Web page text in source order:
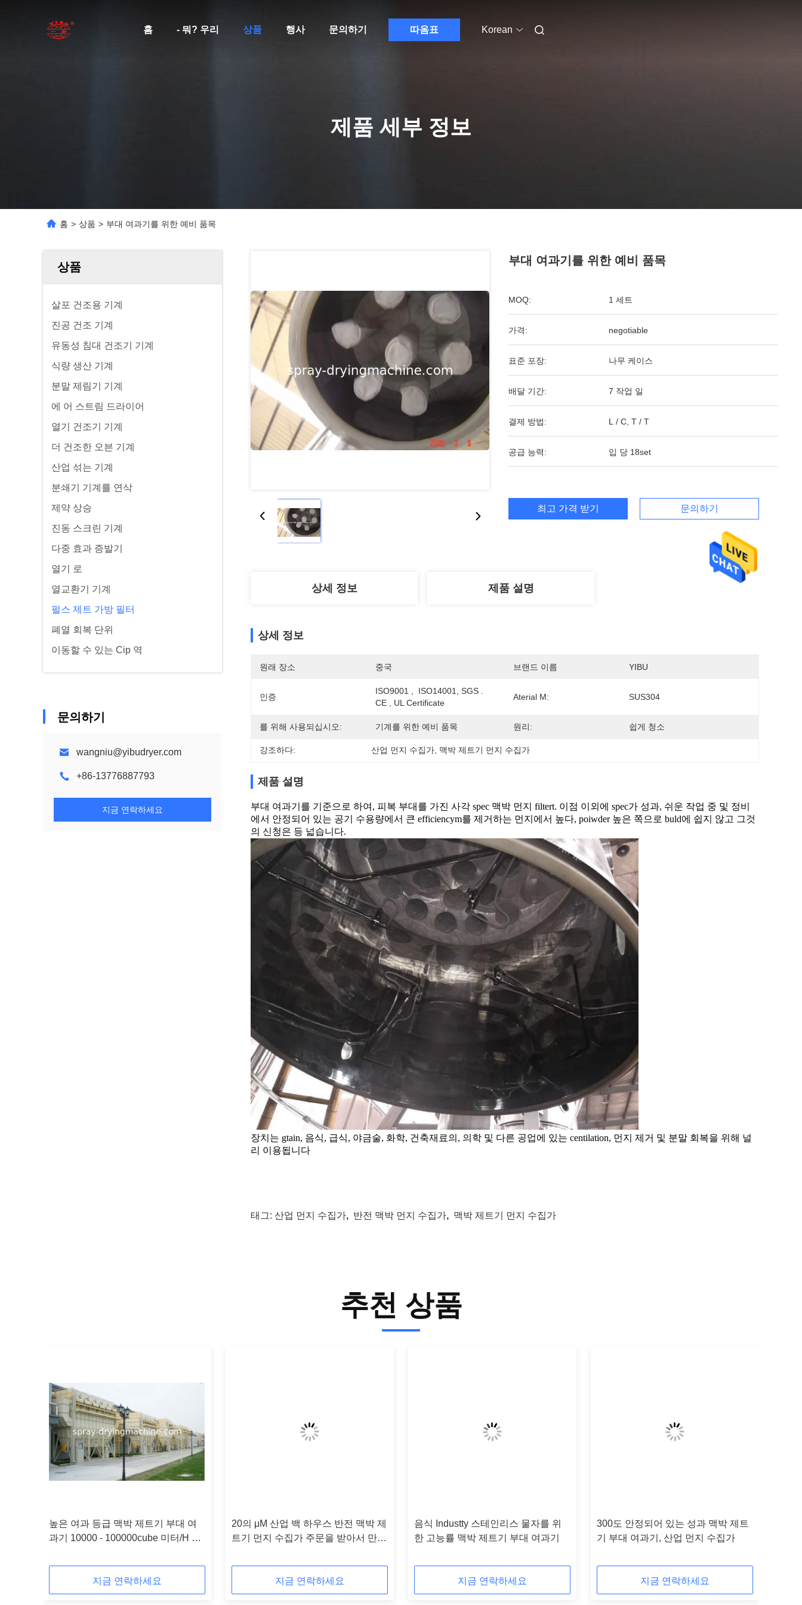
홈 - 뭐? 우리 상품 행사 문의하기 따옴표 Korean
제품 세부 정보
홈 > 상품 > 부대 여과기를 위한 예비 품목
상품
살포 건조용 기계
진공 건조 기계
유동성 침대 건조기 기계
식량 생산 기계
분말 제림기 기계
에 어 스트림 드라이어
열기 건조기 기계
더 건조한 오븐 기계
산업 섞는 기계
분쇄기 기계를 연삭
제약 상승
진동 스크린 기계
다중 효과 증발기
열기 로
열교환기 기계
펄스 제트 가방 필터
폐열 회복 단위
이동할 수 있는 Cip 역
문의하기
wangniu@yibudryer.com
+86-13776887793
지금 연락하세요
부대 여과기를 위한 예비 품목
MOQ: 1 세트
가격: negotiable
표준 포장: 나무 케이스
배달 기간: 7 작업 일
결제 방법: L / C, T / T
공급 능력: 입 당 18set
최고 가격 받기 문의하기
상세 정보 제품 설명
상세 정보
원래 장소 중국 브랜드 이름 YIBU
인증
ISO9001 ,  ISO14001, SGS .
CE , UL Certificate
Aterial M: SUS304
를 위해 사용되십시오: 기계를 위한 예비 품목 원리: 쉽게 청소
강조하다: 산업 먼지 수집가 맥박 제트기 먼지 수집가
제품 설명
부대 여과기를 기준으로 하여, 피복 부대를 가진 사각 spec 맥박 먼지 filtert. 이점 이외에 spec가 성과, 쉬운 작업 중 및 정비
에서 안정되어 있는 공기 수용량에서 큰 efficiencym를 제거하는 먼지에서 높다, poiwder 높은 쪽으로 buld에 쉽지 않고 그것
의 신청은 등 넓습니다.
장치는 gtain, 음식, 급식, 야금술, 화학, 건축재료의, 의학 및 다른 공업에 있는 centilation, 먼지 제거 및 분말 회복을 위해 널
리 이용됩니다
태그: 산업 먼지 수집가, 반전 맥박 먼지 수집가, 맥박 제트기 먼지 수집가
추천 상품
높은 여과 등급 맥박 제트기 부대 여
과기 10000 - 100000cube 미터/H 수
지금 연락하세요
20의 μM 산업 백 하우스 반전 맥박 제
트기 먼지 수집가 주문을 받아서 만들
지금 연락하세요
음식 Industty 스테인리스 물자를 위
한 고능률 맥박 제트기 부대 여과기
지금 연락하세요
300도 안정되어 있는 성과 맥박 제트
기 부대 여과기, 산업 먼지 수집가
지금 연락하세요